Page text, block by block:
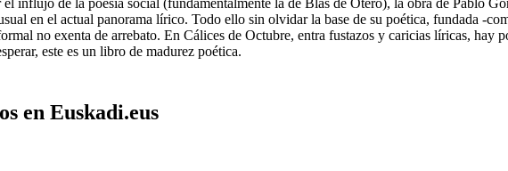
en el actual panorama lírico. Todo ello sin olvidar la base de su poética, fundada -
no exenta de arrebato. En Cálices de Octubre, entra fustazos y caricias líricas, hay
este es un libro de madurez poética.
en Euskadi.eus